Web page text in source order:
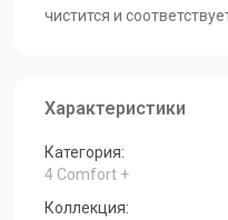
чистится и
Характеристики
Категория:
4 Comfort +
Коллекция: